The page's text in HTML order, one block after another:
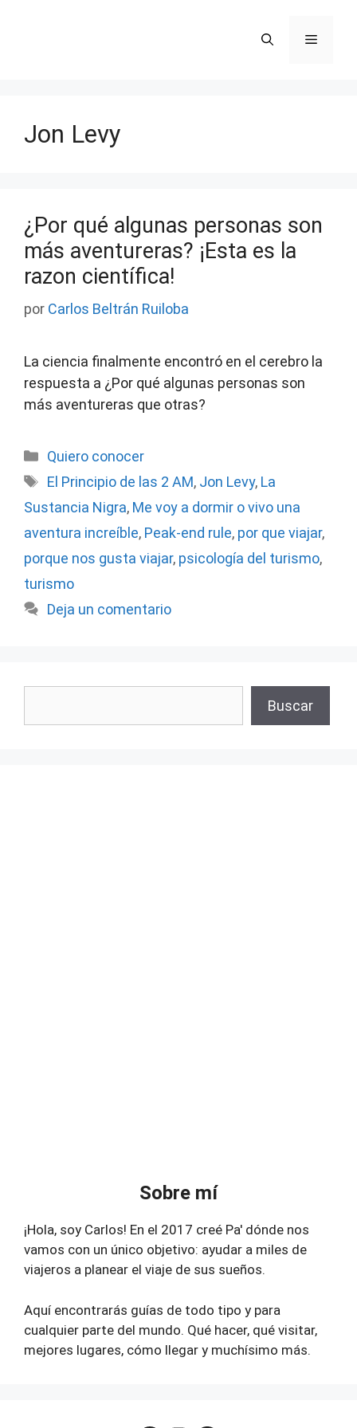
Menú
Jon Levy
¿Por qué algunas personas son
más aventureras? ¡Esta es la
razon científica!
por Carlos Beltrán Ruiloba
La ciencia finalmente encontró en el cerebro la
respuesta a ¿Por qué algunas personas son
más aventureras que otras?
Categorías
Quiero conocer
Etiquetas
El Principio de las 2 AM, Jon Levy, La
Sustancia Nigra, Me voy a dormir o vivo una
aventura increíble, Peak-end rule, por que viajar,
porque nos gusta viajar, psicología del turismo,
turismo
Deja un comentario
Buscar
Sobre mí
¡Hola, soy Carlos! En el 2017 creé Pa' dónde nos
vamos con un único objetivo: ayudar a miles de
viajeros a planear el viaje de sus sueños.
Aquí encontrarás guías de todo tipo y para
cualquier parte del mundo. Qué hacer, qué visitar,
mejores lugares, cómo llegar y muchísimo más.